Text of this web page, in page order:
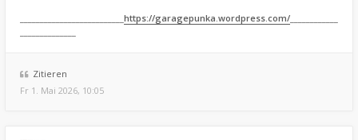
https://garagepunka.wordpress.com/
Zitieren
Fr 1. Mai 2026, 10:05